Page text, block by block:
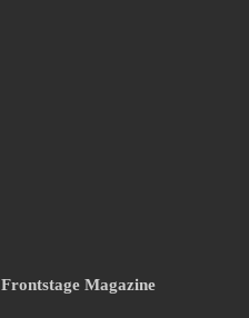
Frontstage Magazine